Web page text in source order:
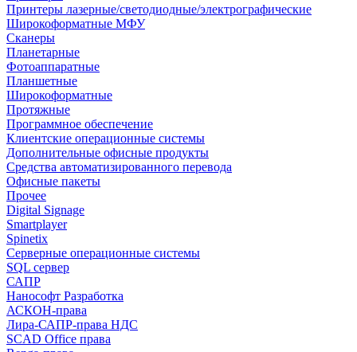
Принтеры лазерные/светодиодные/электрографические
Широкоформатные МФУ
Сканеры
Планетарные
Фотоаппаратные
Планшетные
Широкоформатные
Протяжные
Программное обеспечение
Клиентские операционные системы
Дополнительные офисные продукты
Средства автоматизированного перевода
Офисные пакеты
Прочее
Digital Signage
Smartplayer
Spinetix
Серверные операционные системы
SQL сервер
САПР
Нанософт Разработка
АСКОН-права
Лира-САПР-права НДС
SCAD Office права